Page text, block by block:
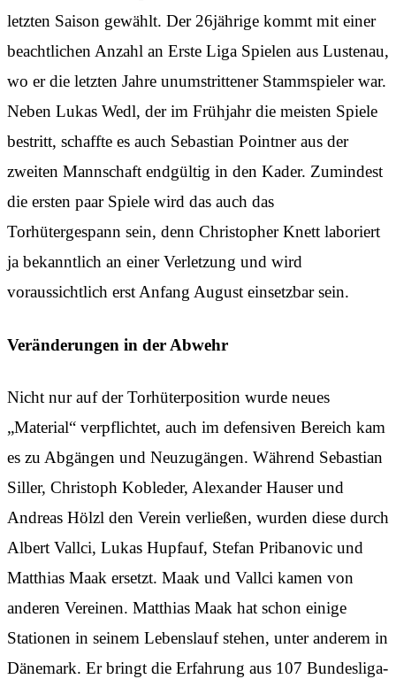
letzten Saison gewählt. Der 26jährige kommt mit einer
beachtlichen Anzahl an Erste Liga Spielen aus Lustenau,
wo er die letzten Jahre unumstrittener Stammspieler war.
Neben Lukas Wedl, der im Frühjahr die meisten Spiele
bestritt, schaffte es auch Sebastian Pointner aus der
zweiten Mannschaft endgültig in den Kader. Zumindest
die ersten paar Spiele wird das auch das
Torhütergespann sein, denn Christopher Knett laboriert
ja bekanntlich an einer Verletzung und wird
voraussichtlich erst Anfang August einsetzbar sein.
Veränderungen in der Abwehr
Nicht nur auf der Torhüterposition wurde neues
„Material“ verpflichtet, auch im defensiven Bereich kam
es zu Abgängen und Neuzugängen. Während Sebastian
Siller, Christoph Kobleder, Alexander Hauser und
Andreas Hölzl den Verein verließen, wurden diese durch
Albert Vallci, Lukas Hupfauf, Stefan Pribanovic und
Matthias Maak ersetzt. Maak und Vallci kamen von
anderen Vereinen. Matthias Maak hat schon einige
Stationen in seinem Lebenslauf stehen, unter anderem in
Dänemark. Er bringt die Erfahrung aus 107 Bundesliga-